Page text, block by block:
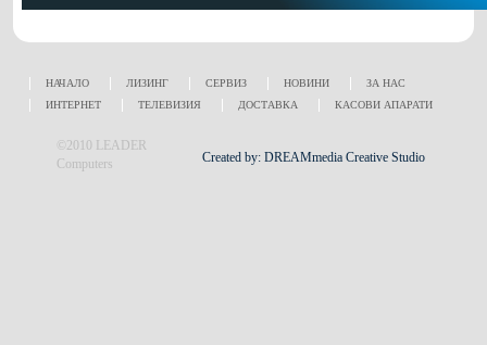
НАЧАЛО ЛИЗИНГ СЕРВИЗ НОВИНИ
ЗА НАС
ИНТЕРНЕТ
ТЕЛЕВИЗИЯ ДОСТАВКА КАСОВИ АПАРАТИ
Created by: DREAMmedia Creative Studio
©2010 LEADER
Computers